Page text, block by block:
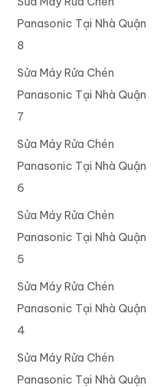
Panasonic Tại Nhà Quận
8
Sửa Máy Rửa Chén
Panasonic Tại Nhà Quận
7
Sửa Máy Rửa Chén
Panasonic Tại Nhà Quận
6
Sửa Máy Rửa Chén
Panasonic Tại Nhà Quận
5
Sửa Máy Rửa Chén
Panasonic Tại Nhà Quận
4
Sửa Máy Rửa Chén
Panasonic Tại Nhà Quận